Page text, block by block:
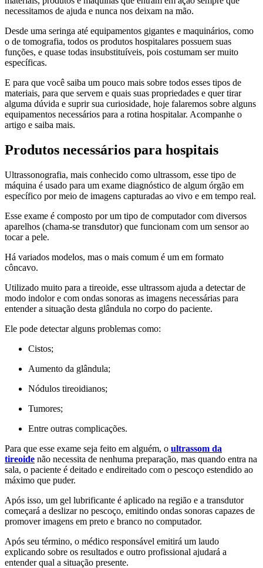
necessitamos de ajuda e nunca nos deixam na mão.
Desde uma seringa até equipamentos gigantes e maquinários, como
o de tomografia, todos os produtos hospitalares possuem suas
funções, e quase todas insubstituíveis, pois costumam ser muito
específicas.
E para que você saiba um pouco mais sobre todos esses tipos de
materiais, para que servem e quais suas propriedades e quer tirar
alguma dúvida e suprir sua curiosidade, hoje falaremos sobre alguns
equipamentos necessários para a rotina hospitalar. Acompanhe o
artigo e saiba mais.
Produtos necessários para hospitais
Ultrassonografia, mais conhecido como ultrassom, esse tipo de
máquina é usado para um exame diagnóstico de algum órgão em
específico por meio de imagens capturadas ao vivo e em tempo real.
Esse exame é composto por um tipo de computador com diversos
aparelhos (chama-se transdutor) que funcionam com um sensor ao
tocar a pele.
Há variados modelos, mas o mais comum é um em formato
côncavo.
Utilizado muito para a tireoide, esse ultrassom ajuda a detectar de
modo indolor e com ondas sonoras as imagens necessárias para
entender a situação desta glândula no corpo do paciente.
Ele pode detectar alguns problemas como:
Cistos;
Aumento da glândula;
Nódulos tireoidianos;
Tumores;
Entre outras complicações.
Para que esse exame seja feito em alguém, o ultrassom da
tireoide não necessita de nenhuma preparação, mas quando entra na
sala, o paciente é deitado e endireitado com o pescoço estendido ao
máximo que puder.
Após isso, um gel lubrificante é aplicado na região e a transdutor
começará a deslizar no pescoço, emitindo ondas sonoras capazes de
promover imagens em preto e branco no computador.
Após seu término, o médico responsável emitirá um laudo
explicando sobre os resultados e outro profissional ajudará a
entender qual a situação presente.